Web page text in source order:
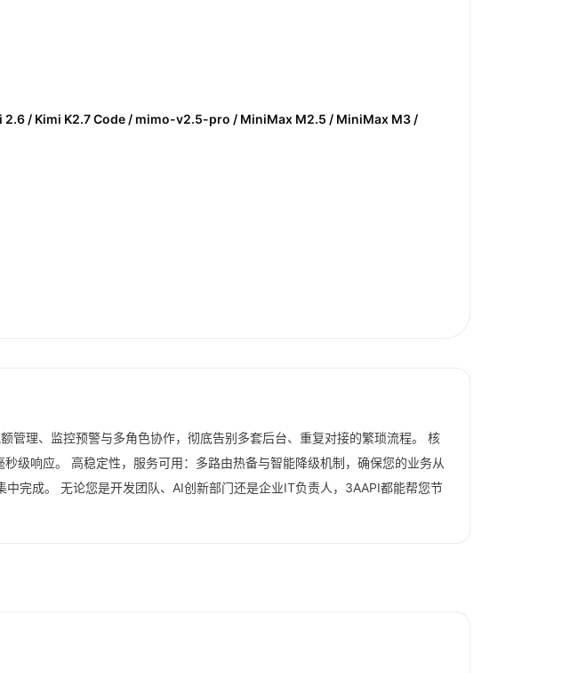
2.6 / Kimi K2.7 Code / mimo-v2.5-pro / MiniMax M2.5 / MiniMax M3 /
管理、监控预警与多角色协作，彻底告别多套后台、重复对接的繁琐流程。 核
级响应。 高稳定性，服务可用：多路由热备与智能降级机制，确保您的业务从
完成。 无论您是开发团队、AI创新部门还是企业IT负责人，3AAPI都能帮您节